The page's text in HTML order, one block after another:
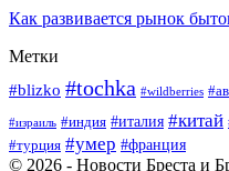
Как развивается рынок
Метки
#blizko #tochka #wildberries
#израиль #индия #италия #китай
#турция #умер #франция
© 2026 - Новости Бреста и